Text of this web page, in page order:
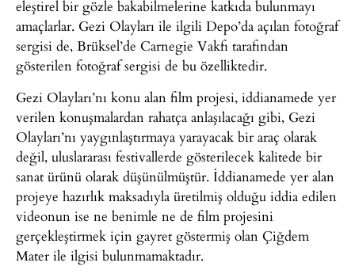
eleştirel bir gözle bakabilmelerine katkıda bulunmayı
amaçlarlar. Gezi Olayları ile ilgili Depo’da açılan fotoğraf
sergisi de, Brüksel’de Carnegie Vakfı tarafından
gösterilen fotoğraf sergisi de bu özelliktedir.
Gezi Olayları’nı konu alan film projesi, iddianamede yer
verilen konuşmalardan rahatça anlaşılacağı gibi, Gezi
Olayları’nı yaygınlaştırmaya yarayacak bir araç olarak
değil, uluslararası festivallerde gösterilecek kalitede bir
sanat ürünü olarak düşünülmüştür. İddianamede yer alan
projeye hazırlık maksadıyla üretilmiş olduğu iddia edilen
videonun ise ne benimle ne de film projesini
gerçekleştirmek için gayret göstermiş olan Çiğdem
Mater ile ilgisi bulunmamaktadır.